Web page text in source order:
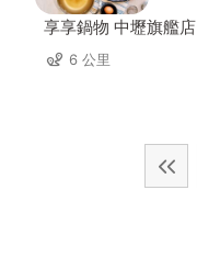
享享鍋物 中壢旗艦店
6 公里